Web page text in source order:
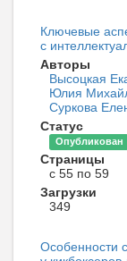
Ключевые
с
Авторы
Высоцкая
Юлия
Суркова
Статус
Опубликован
Страницы
с 55 по 59
Загрузки
349
Особенности